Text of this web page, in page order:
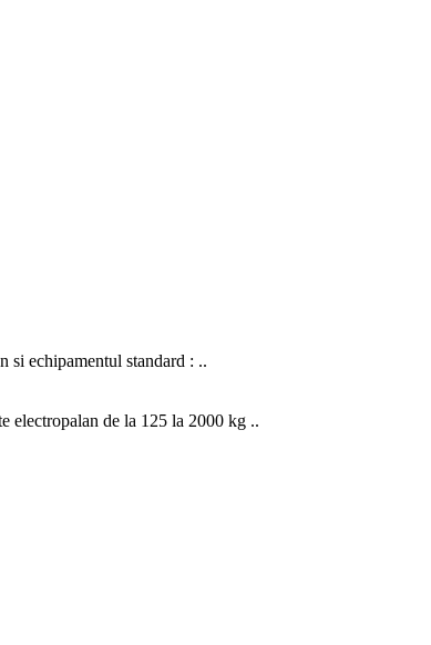
si echipamentul standard : ..
de la 125 la 2000 kg ..